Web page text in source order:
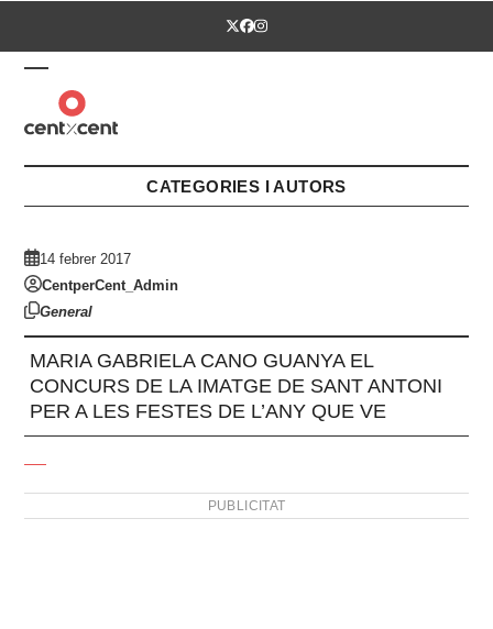
Twitter
Facebook
Instagram
Open
mobile
menu
Close
mobile
menu
CATEGORIES I AUTORS
14 febrer 2017
CentperCent_Admin
General
MARIA GABRIELA CANO GUANYA EL
CONCURS DE LA IMATGE DE SANT ANTONI
PER A LES FESTES DE L’ANY QUE VE
PUBLICITAT